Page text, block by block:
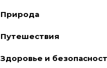
Природа
Путешествия
Здоровье и